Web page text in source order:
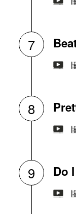
7
8
9 Do